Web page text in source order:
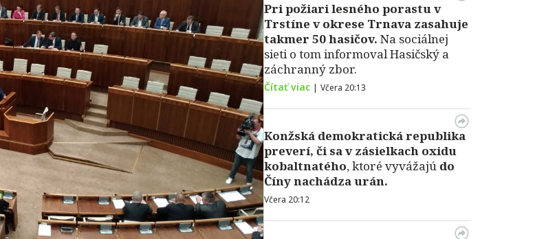
Pri požiari lesného porastu v
Trstíne v okrese Trnava zasahuje
takmer 50 hasičov. Na sociálnej
sieti o tom informoval Hasičský a
záchranný zbor.
Čítať viac | Včera 20:13
Konžská demokratická republika
preverí, či sa v zásielkach oxidu
kobaltnatého, ktoré vyvážajú do
Číny nachádza urán.
Včera 20:12